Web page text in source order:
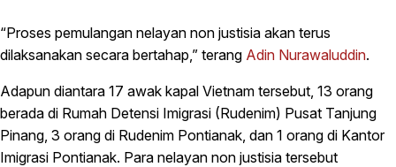
“Proses pemulangan nelayan non justisia akan terus
dilaksanakan secara bertahap,” terang Adin Nurawaluddin.
Adapun diantara 17 awak kapal Vietnam tersebut, 13 orang
berada di Rumah Detensi Imigrasi (Rudenim) Pusat Tanjung
Pinang, 3 orang di Rudenim Pontianak, dan 1 orang di Kantor
Imigrasi Pontianak. Para nelayan non justisia tersebut